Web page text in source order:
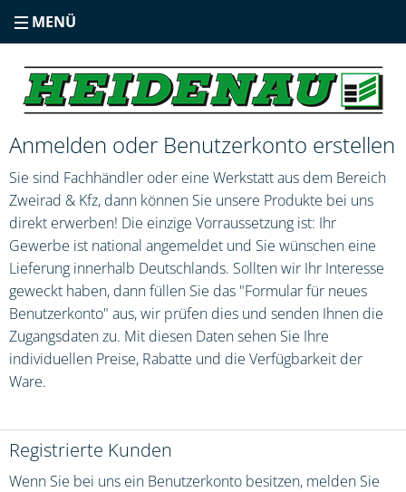
MENÜ
Anmelden oder Benutzerkonto erstellen
Sie sind Fachhändler oder eine Werkstatt aus dem Bereich
Zweirad & Kfz, dann können Sie unsere Produkte bei uns
direkt erwerben! Die einzige Vorraussetzung ist: Ihr
Gewerbe ist national angemeldet und Sie wünschen eine
Lieferung innerhalb Deutschlands. Sollten wir Ihr Interesse
geweckt haben, dann füllen Sie das "Formular für neues
Benutzerkonto" aus, wir prüfen dies und senden Ihnen die
Zugangsdaten zu. Mit diesen Daten sehen Sie Ihre
individuellen Preise, Rabatte und die Verfügbarkeit der
Ware.
Registrierte Kunden
Wenn Sie bei uns ein Benutzerkonto besitzen, melden Sie